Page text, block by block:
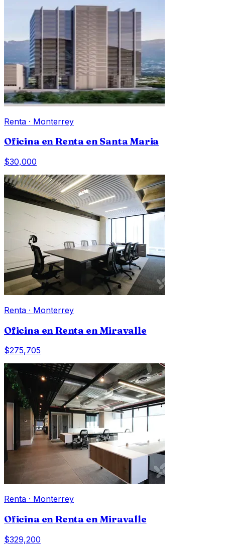
Renta · Monterrey
Oficina en Renta en Santa Maria
$30,000
Renta · Monterrey
Oficina en Renta en Miravalle
$275,705
Renta · Monterrey
Oficina en Renta en Miravalle
$329,200